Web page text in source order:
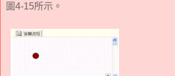
圖4-15所示。